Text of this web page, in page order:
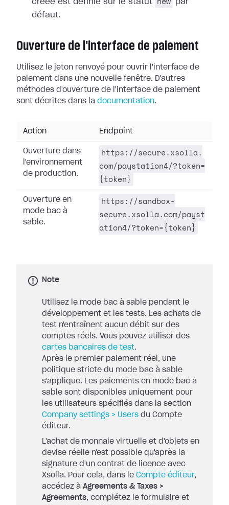
créée est définie sur le statut
par
défaut.
Ouverture de l'interface de paiement
Utilisez le jeton renvoyé pour ouvrir l'interface de
paiement dans une nouvelle fenêtre. D'autres
méthodes d'ouverture de l'interface de paiement
sont décrites dans la documentation.
Action Endpoint
Ouverture dans
l'environnement
de production.
https://secure.xsolla.
com/paystation4/?token=
{token}
Ouverture en
mode bac à
sable.
https://sandbox-
secure.xsolla.com/payst
ation4/?token={token}
Note
Utilisez le mode bac à sable pendant le
développement et les tests. Les achats de
test n'entraînent aucun débit sur des
comptes réels. Vous pouvez utiliser des
cartes bancaires de test.
Après le premier paiement réel, une
politique stricte du mode bac à sable
s'applique. Les paiements en mode bac à
sable sont disponibles uniquement pour
les utilisateurs spécifiés dans la section
Company settings > Users du Compte
éditeur.
L'achat de monnaie virtuelle et d'objets en
devise réelle n'est possible qu'après la
signature d'un contrat de licence avec
Xsolla. Pour cela, dans le Compte éditeur,
accédez à Agreements & Taxes >
Agreements, complétez le formulaire et